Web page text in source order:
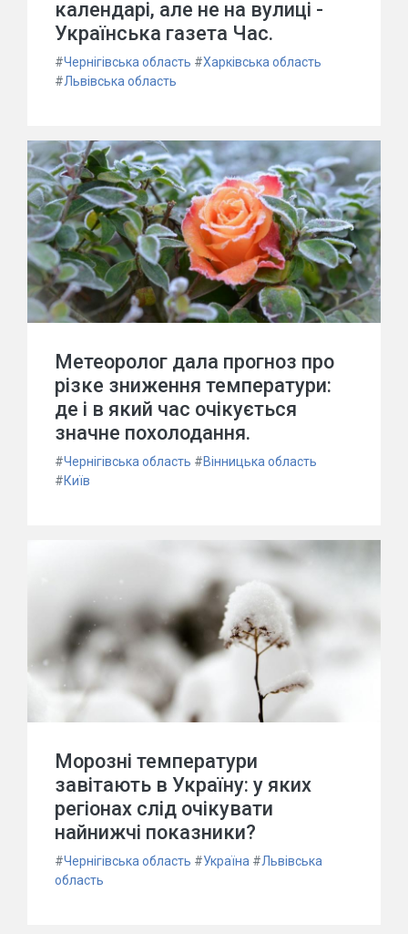
календарі, але не на вулиці -
Українська газета Час.
#Чернігівська область #Харківська область
#Львівська область
Метеоролог дала прогноз про
різке зниження температури:
де і в який час очікується
значне похолодання.
#Чернігівська область #Вінницька область
#Київ
Морозні температури
завітають в Україну: у яких
регіонах слід очікувати
найнижчі показники?
#Чернігівська область #Україна #Львівська
область